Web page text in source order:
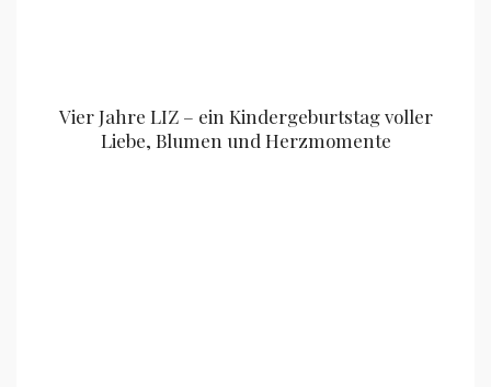
Vier Jahre LIZ – ein Kindergeburtstag voller
Liebe, Blumen und Herzmomente